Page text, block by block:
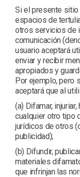
Si el presente
espacios de
otros servicios de
comunicación
usuario aceptará
enviar y recibir
apropiados y
Por ejemplo, pero
aceptará que al
(a) Difamar,
cualquier otro tipo
jurídicos de otros
publicidad);
(b) Difundir,
materiales
que infrinjan las